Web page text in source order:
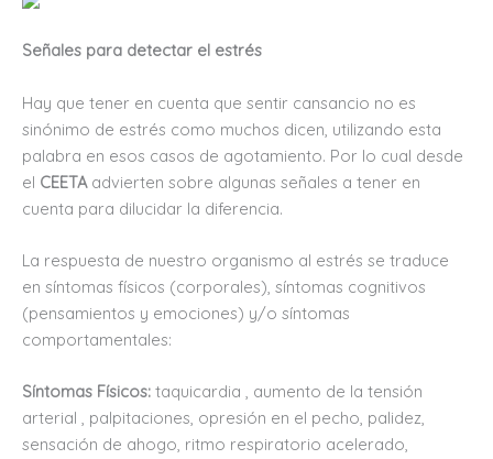
Señales para detectar el estrés
Hay que tener en cuenta que sentir cansancio no es
sinónimo de estrés como muchos dicen, utilizando esta
palabra en esos casos de agotamiento. Por lo cual desde
el CEETAadvierten sobre algunas señales a tener en
cuenta para dilucidar la diferencia.
La respuesta de nuestro organismo al estrés se traduce
en síntomas físicos (corporales), síntomas cognitivos
(pensamientos y emociones) y/o síntomas
comportamentales:
Síntomas Físicos: taquicardia , aumento de la tensión
arterial , palpitaciones, opresión en el pecho, palidez,
sensación de ahogo, ritmo respiratorio acelerado,